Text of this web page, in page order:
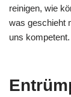
reinigen, wie
was geschieht
uns kompetent.